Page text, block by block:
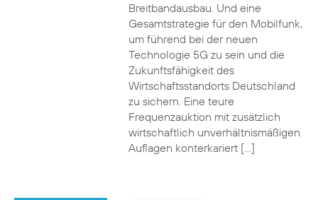
Breitbandausbau. Und eine
Gesamtstrategie für den Mobilfunk,
um führend bei der neuen
Technologie 5G zu sein und die
Zukunftsfähigkeit des
Wirtschaftsstandorts Deutschland
zu sichern. Eine teure
Frequenzauktion mit zusätzlich
wirtschaftlich unverhältnismäßigen
Auflagen konterkariert […]